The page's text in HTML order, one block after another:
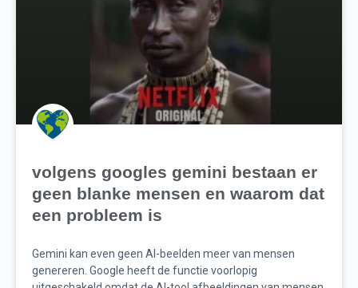
volgens googles gemini bestaan er
geen blanke mensen en waarom dat
een probleem is
Gemini kan even geen AI-beelden meer van mensen
genereren. Google heeft de functie voorlopig